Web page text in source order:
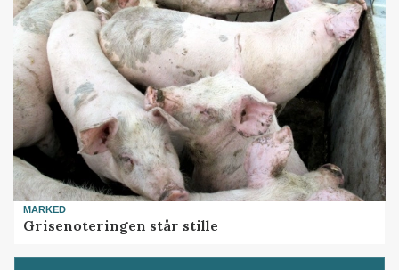
MARKED
Grisenoteringen står stille